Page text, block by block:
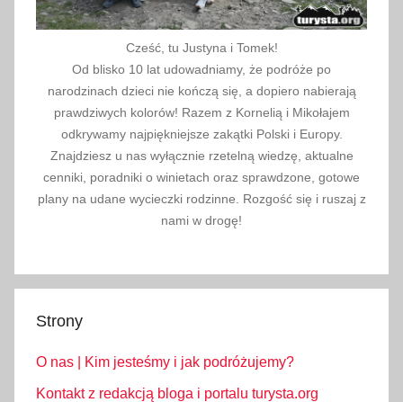
Cześć, tu Justyna i Tomek!
Od blisko 10 lat udowadniamy, że podróże po
narodzinach dzieci nie kończą się, a dopiero nabierają
prawdziwych kolorów! Razem z Kornelią i Mikołajem
odkrywamy najpiękniejsze zakątki Polski i Europy.
Znajdziesz u nas wyłącznie rzetelną wiedzę, aktualne
cenniki, poradniki o winietach oraz sprawdzone, gotowe
plany na udane wycieczki rodzinne. Rozgość się i ruszaj z
nami w drogę!
Strony
O nas | Kim jesteśmy i jak podróżujemy?
Kontakt z redakcją bloga i portalu turysta.org